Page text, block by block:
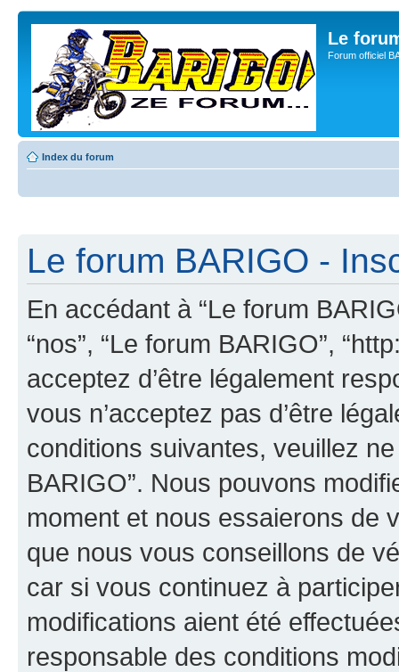
Le
Forum officiel
Index du forum
Le forum BARIGO -
En accédant à “Le forum
“nos”, “Le forum BARIGO”,
acceptez d’être légalement
vous n’acceptez pas d’être
conditions suivantes, veuillez
BARIGO”. Nous pouvons
moment et nous essaierons de
que nous vous conseillons de
car si vous continuez à
modifications aient été
responsable des conditions